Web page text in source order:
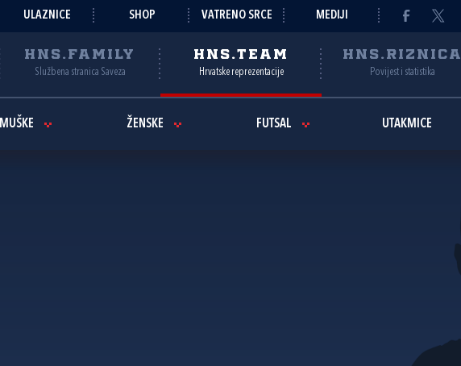
ULAZNICE SHOP VATRENO SRCE MEDIJI
HNS.FAMILY
Službena stranica Saveza
HNS.TEAM
Hrvatske reprezentacije
HNS.RIZNICA
Povijest i statistika
MUŠKE ŽENSKE FUTSAL UTAKMICE